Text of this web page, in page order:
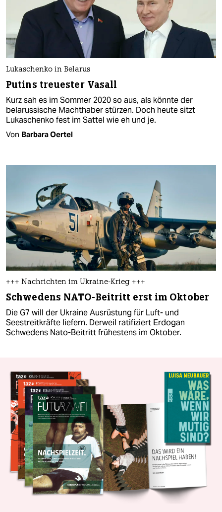
Lukaschenko in Belarus
Putins treuester Vasall
Kurz sah es im Sommer 2020 so aus, als könnte der
belarussische Machthaber stürzen. Doch heute sitzt
Lukaschenko fest im Sattel wie eh und je.
Von Barbara Oertel
+++ Nachrichten im Ukraine-Krieg +++
Schwedens NATO-Beitritt erst im Oktober
Die G7 will der Ukraine Ausrüstung für Luft- und
Seestreitkräfte liefern. Derweil ratifiziert Erdogan
Schwedens Nato-Beitritt frühestens im Oktober.